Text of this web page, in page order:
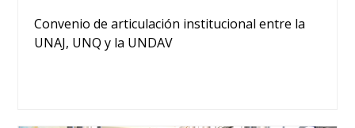
Convenio de articulación institucional entre la
UNAJ, UNQ y la UNDAV